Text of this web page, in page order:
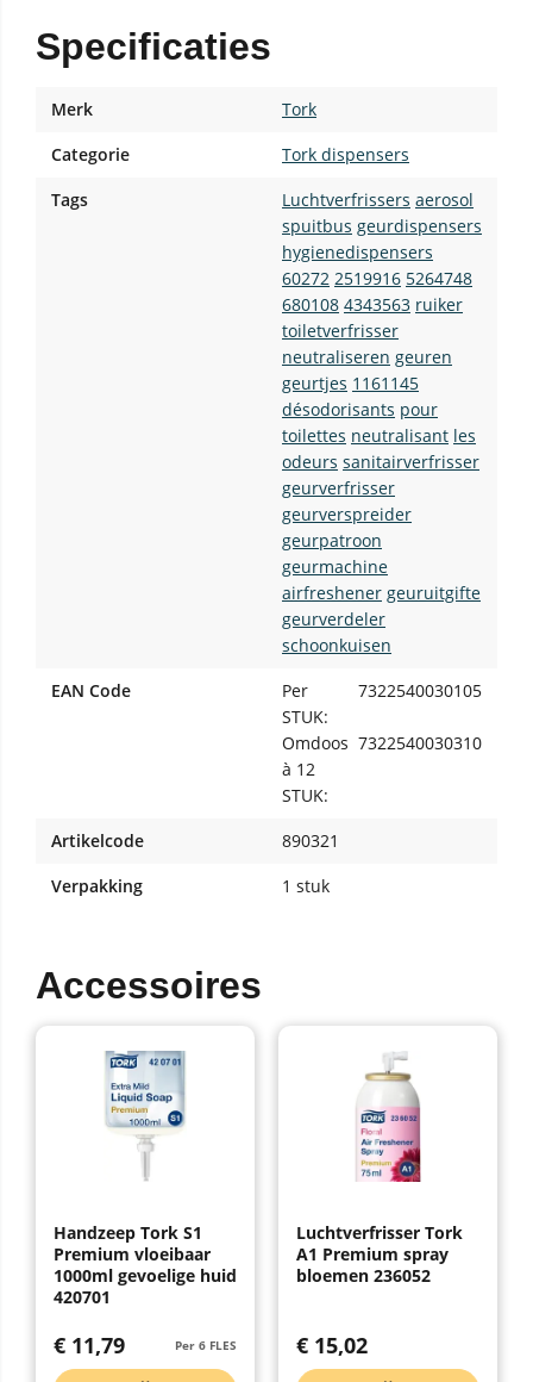
Specificaties
Merk
Tork
Categorie
Tork dispensers
Tags
Luchtverfrissers aerosol
spuitbus geurdispensers
hygienedispensers
60272 2519916 5264748
680108 4343563 ruiker
toiletverfrisser
neutraliseren geuren
geurtjes 1161145
désodorisants pour
toilettes neutralisant les
odeurs sanitairverfrisser
geurverfrisser
geurverspreider
geurpatroon
geurmachine
airfreshener geuruitgifte
geurverdeler
schoonkuisen
EAN Code
Per
STUK:
7322540030105
Omdoos
à 12
STUK:
7322540030310
Artikelcode
890321
Verpakking
1 stuk
Accessoires
Handzeep Tork S1
Premium vloeibaar
1000ml gevoelige huid
420701
Per 6 FLES
€ 11,79
Luchtverfrisser Tork
A1 Premium spray
bloemen 236052
€ 15,02